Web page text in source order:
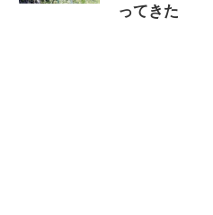
ってきた